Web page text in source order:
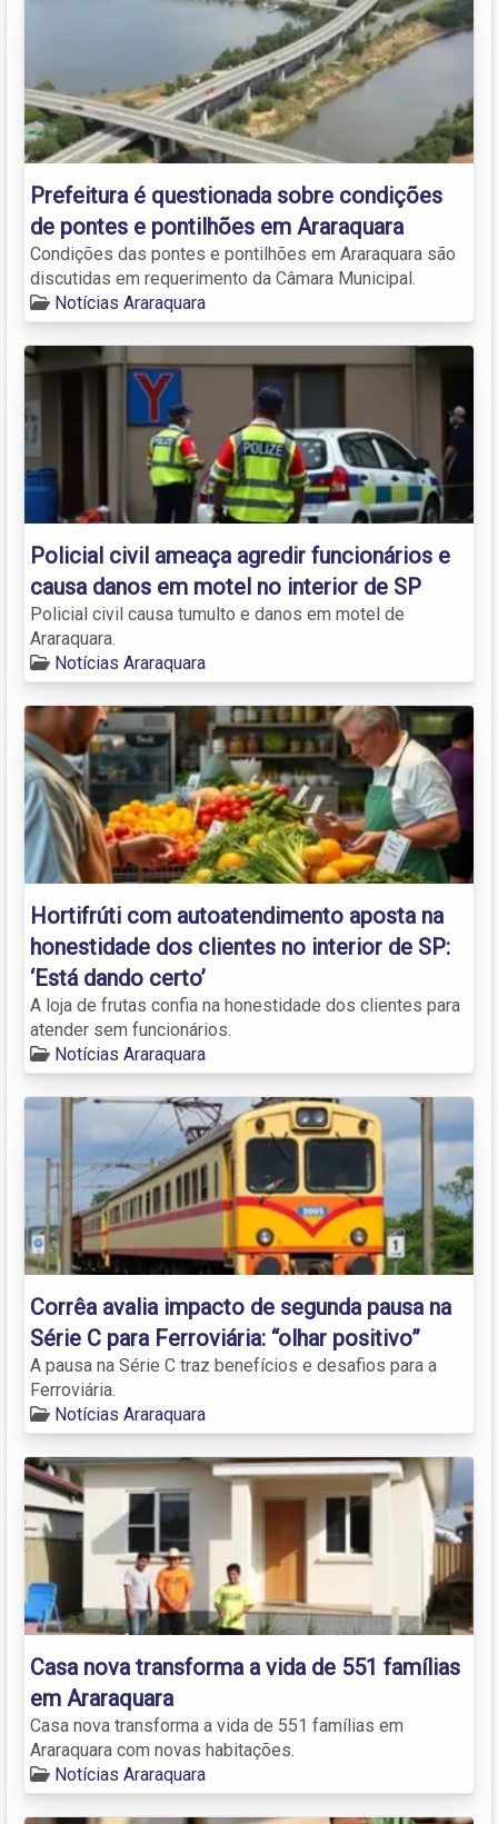
Prefeitura é questionada sobre condições
de pontes e pontilhões em Araraquara
Condições das pontes e pontilhões em Araraquara são
discutidas em requerimento da Câmara Municipal.
Notícias Araraquara
Policial civil ameaça agredir funcionários e
causa danos em motel no interior de SP
Policial civil causa tumulto e danos em motel de
Araraquara.
Notícias Araraquara
Hortifrúti com autoatendimento aposta na
honestidade dos clientes no interior de SP:
‘Está dando certo’
A loja de frutas confia na honestidade dos clientes para
atender sem funcionários.
Notícias Araraquara
Corrêa avalia impacto de segunda pausa na
Série C para Ferroviária: “olhar positivo”
A pausa na Série C traz benefícios e desafios para a
Ferroviária.
Notícias Araraquara
Casa nova transforma a vida de 551 famílias
em Araraquara
Casa nova transforma a vida de 551 famílias em
Araraquara com novas habitações.
Notícias Araraquara